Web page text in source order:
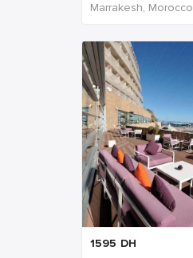
Marrakesh, Morocco
1595 DH